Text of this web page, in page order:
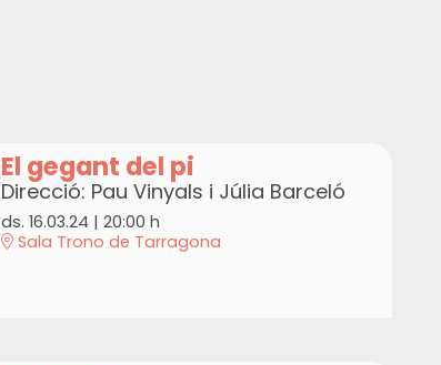
El gegant del pi
Direcció: Pau Vinyals i Júlia Barceló
ds. 16.03.24 | 20:00 h
Sala Trono de Tarragona